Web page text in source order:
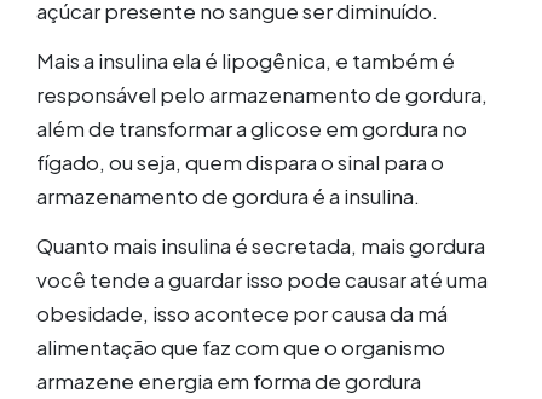
açúcar presente no sangue ser diminuído.
Mais a insulina ela é lipogênica, e também é
responsável pelo armazenamento de gordura,
além de transformar a glicose em gordura no
fígado, ou seja, quem dispara o sinal para o
armazenamento de gordura é a insulina.
Quanto mais insulina é secretada, mais gordura
você tende a guardar isso pode causar até uma
obesidade, isso acontece por causa da má
alimentação que faz com que o organismo
armazene energia em forma de gordura